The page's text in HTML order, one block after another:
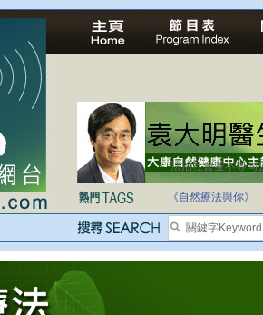
法治社會並不等同
自家教育合法化-
《自然療法與你》